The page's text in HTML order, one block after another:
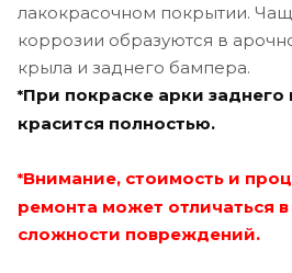
лакокрасочном покрытии.
коррозии образуются в
крыла и заднего бампера.
*При покраске арки
красится полностью.
*Внимание, стоимость и
ремонта может отличаться
сложности повреждений.